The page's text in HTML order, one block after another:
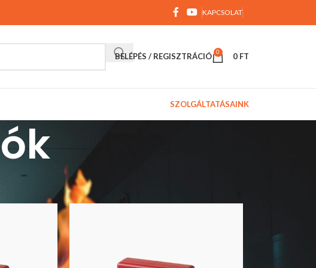
KAPCSOLAT
BELÉPÉS / REGISZTRÁCIÓ 0 0 FT
SZOLGÁLTATÁSAINK
Listázás 12 18